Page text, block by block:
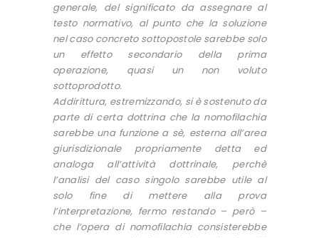
generale, del significato da assegnare al
testo normativo, al punto che la soluzione
nel caso concreto sottopostole sarebbe solo
un effetto secondario della prima
operazione, quasi un non voluto
sottoprodotto.
Addirittura, estremizzando, si è sostenuto da
parte di certa dottrina che la nomofilachia
sarebbe una funzione a sè, esterna all’area
giurisdizionale propriamente detta ed
analoga all’attività dottrinale, perchè
l’analisi del caso singolo sarebbe utile al
solo fine di mettere alla prova
l’interpretazione, fermo restando – però –
che l’opera di nomofilachia consisterebbe